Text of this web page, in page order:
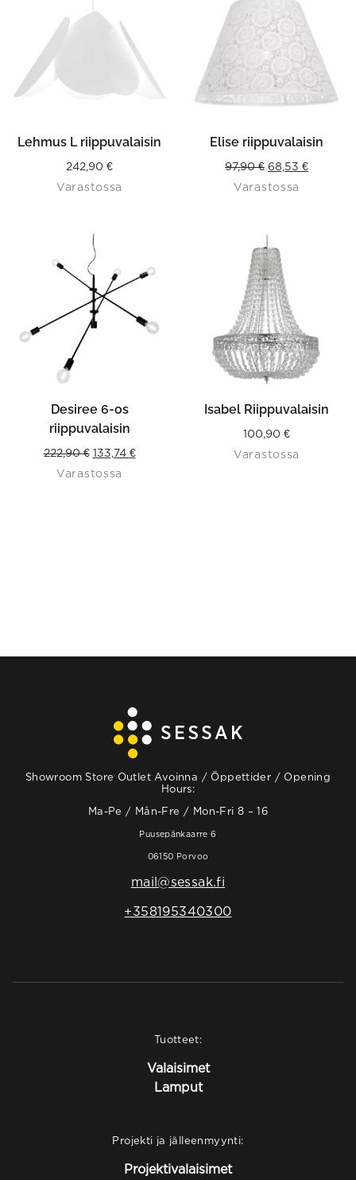
Lehmus L riippuvalaisin
242,90 €
Varastossa
Elise riippuvalaisin
97,90€ Original
price
97,90 €.
68,53 €Current
Varastossa
Desiree 6-os
riippuvalaisin
222,90€ Original
price
133,74 €Current
Varastossa
Isabel Riippuvalaisin
100,90 €
Varastossa
Showroom Store Outlet Avoinna / Öppettider / Opening
Hours:
Ma-Pe / Mån-Fre / Mon-Fri 8 – 16
Puusepänkaarre 6
06150 Porvoo
mail@sessak.fi
+358195340300
Tuotteet:
Valaisimet
Lamput
Projekti ja jälleenmyynti:
Projektivalaisimet